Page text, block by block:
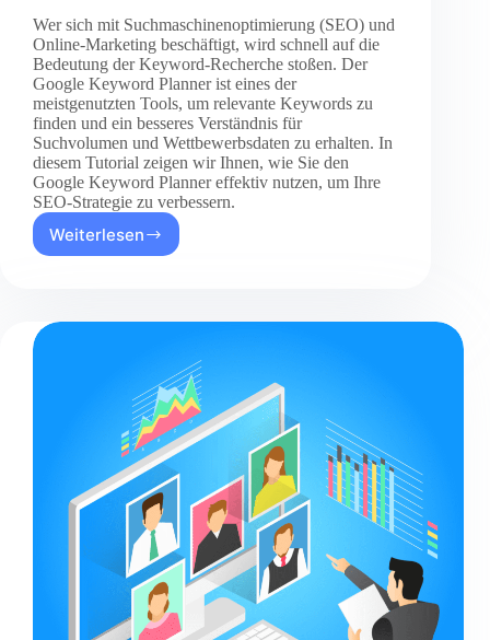
Wer sich mit Suchmaschinenoptimierung (SEO) und
Online-Marketing beschäftigt, wird schnell auf die
Bedeutung der Keyword-Recherche stoßen. Der
Google Keyword Planner ist eines der
meistgenutzten Tools, um relevante Keywords zu
finden und ein besseres Verständnis für
Suchvolumen und Wettbewerbsdaten zu erhalten. In
diesem Tutorial zeigen wir Ihnen, wie Sie den
Google Keyword Planner effektiv nutzen, um Ihre
SEO-Strategie zu verbessern.
Weiterlesen